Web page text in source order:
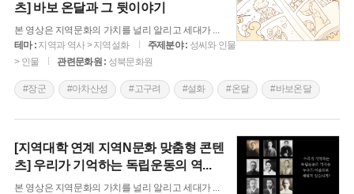
츠] 바보 온달과 그 뒷이야기
본 영상은 지역문화의 가치를 널리 알리고 세대가 ...
테마 : 지역과 역사 > 지역설화 주제분야 : 성씨와 인물
> 인물
관련문화원 : 성북문화원
#장군 #아차산성 #고구려 #설화 #온달 #바보온달
[지역대학 연계 지역N문화 맞춤형 콘텐
츠] 우리가 기억하는 독립운동의 역...
본 영상은 지역문화의 가치를 널리 알리고 세대가 ...